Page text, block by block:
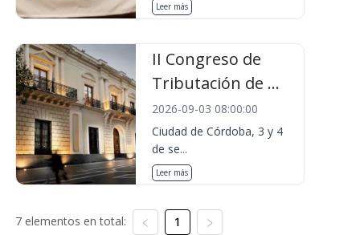
Leer más
II Congreso de
Tributación de ...
2026-09-03 08:00:00
Ciudad de Córdoba, 3 y 4
de se...
Leer más
7 elementos en total: 1